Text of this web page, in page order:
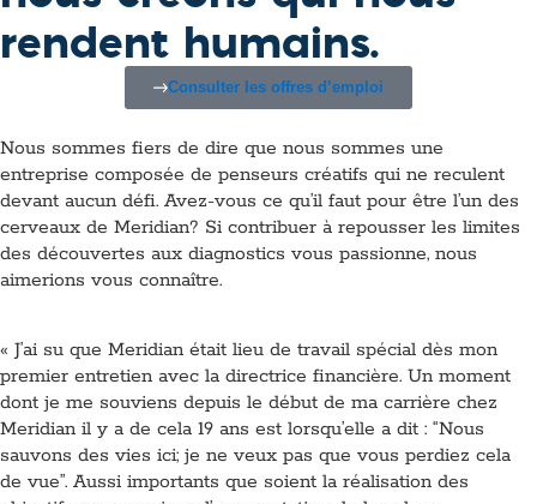
rendent humains.
Consulter les offres d’emploi
Nous sommes fiers de dire que nous sommes une
entreprise composée de penseurs créatifs qui ne reculent
devant aucun défi. Avez-vous ce qu’il faut pour être l’un des
cerveaux de Meridian? Si contribuer à repousser les limites
des découvertes aux diagnostics vous passionne, nous
aimerions vous connaître.
« J’ai su que Meridian était lieu de travail spécial dès mon
premier entretien avec la directrice financière. Un moment
dont je me souviens depuis le début de ma carrière chez
Meridian il y a de cela 19 ans est lorsqu’elle a dit : “Nous
sauvons des vies ici; je ne veux pas que vous perdiez cela
de vue”. Aussi importants que soient la réalisation des